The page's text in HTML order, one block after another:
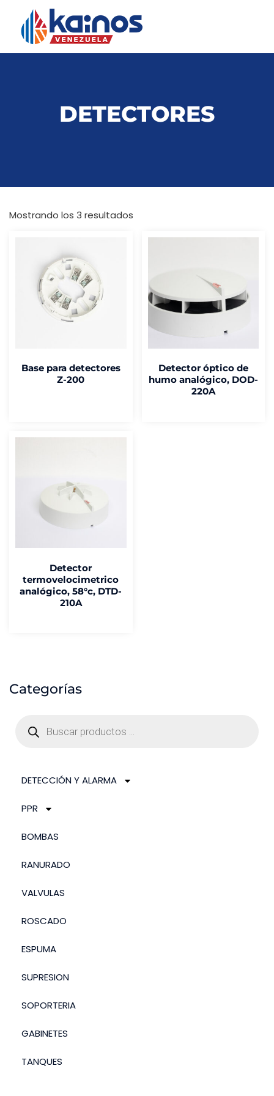
DETECTORES
Mostrando los 3 resultados
Base para detectores
Z-200
Detector óptico de
humo analógico, DOD-
220A
Detector
termovelocimetrico
analógico, 58°c, DTD-
210A
Categorías
DETECCIÓN Y ALARMA
PPR
BOMBAS
RANURADO
VALVULAS
ROSCADO
ESPUMA
SUPRESION
SOPORTERIA
GABINETES
TANQUES